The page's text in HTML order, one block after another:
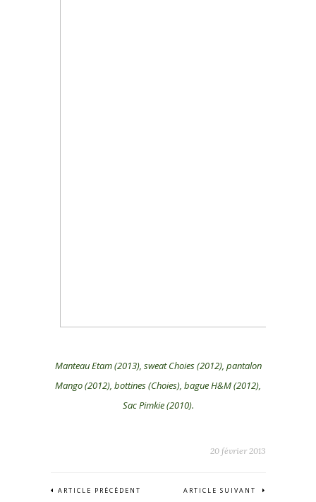
Manteau Etam (2013), sweat Choies (2012), pantalon
Mango (2012), bottines (Choies), bague H&M (2012),
Sac Pimkie (2010).
20 février 2013
ARTICLE PRÉCÉDENT ARTICLE SUIVANT